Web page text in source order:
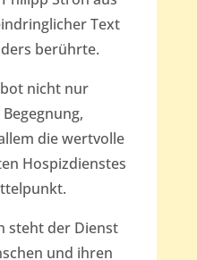
Text
berührte.
nicht nur
die wertvolle
Hospizdienstes
steht der Dienst
und ihren